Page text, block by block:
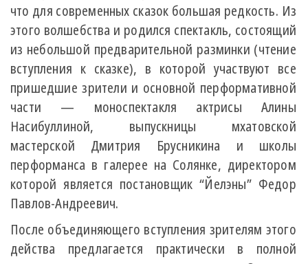
что для современных сказок большая редкость. Из
этого волшебства и родился спектакль, состоящий
из небольшой предварительной разминки (чтение
вступления к сказке), в которой участвуют все
пришедшие зрители и основной перформативной
части — моноспектакля актрисы Алины
Насибуллиной, выпускницы мхатовской
мастерской Дмитрия Брусникина и школы
перформанса в галерее на Солянке, директором
которой является постановщик “Йелэны” Федор
Павлов-Андреевич.
После объединяющего вступления зрителям этого
действа предлагается практически в полной